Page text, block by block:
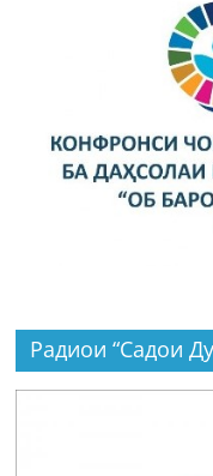
Радиои “Садои